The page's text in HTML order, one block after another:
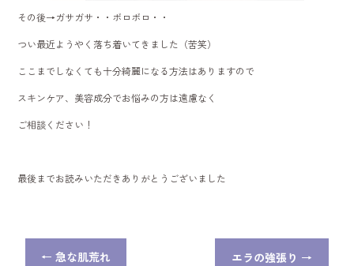
その後→ガサガサ・・ボロボロ・・
つい最近ようやく落ち着いてきました（苦笑）
ここまでしなくても十分綺麗になる方法はありますので
スキンケア、美容成分でお悩みの方は遠慮なく
ご相談ください！
最後までお読みいただきありがとうございました
← 急な肌荒れ エラの強張り →